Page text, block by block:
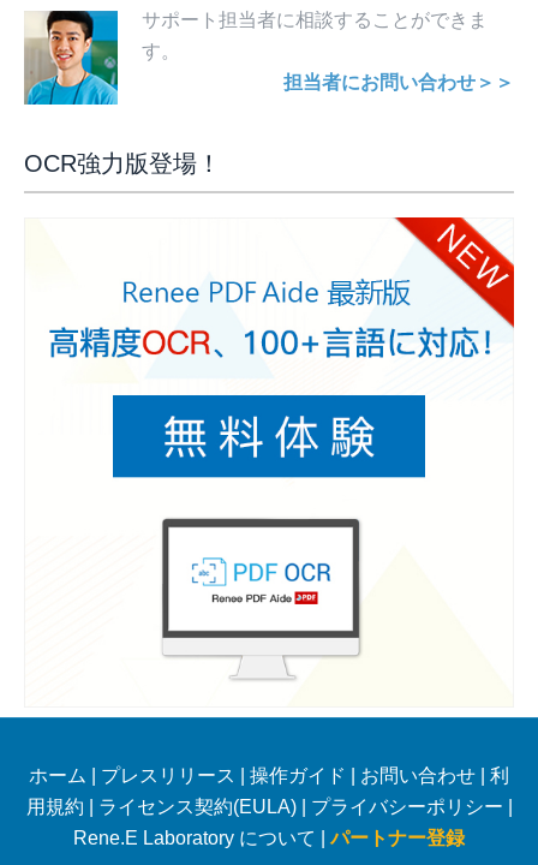
サポート担当者に相談することができま
す。
担当者にお問い合わせ＞＞
OCR強力版登場！
ホーム プレスリリース 操作ガイド お問い合わせ
利
用規約
ライセンス契約(EULA)| プライバシーポリシー
Rene.E Laboratory について |パートナー登録